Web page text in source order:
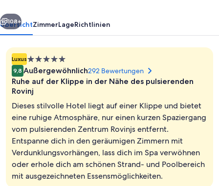
Maistra
Collection
Ansicht von oben
Weiter
108+
ÜbersichtZimmerLageRichtlinien
Luxus5.0-
Sterne-
Unterkunft
9,8 Außergewöhnlich292 Bewertungen
Ruhe auf der Klippe in der Nähe des pulsierenden
Rovinj
Dieses stilvolle Hotel liegt auf einer Klippe und bietet
eine ruhige Atmosphäre, nur einen kurzen Spaziergang
vom pulsierenden Zentrum Rovinjs entfernt.
Entspanne dich in den geräumigen Zimmern mit
Verdunklungsvorhängen, lass dich im Spa verwöhnen
oder erhole dich am schönen Strand- und Poolbereich
mit ausgezeichneten Essensmöglichkeiten.